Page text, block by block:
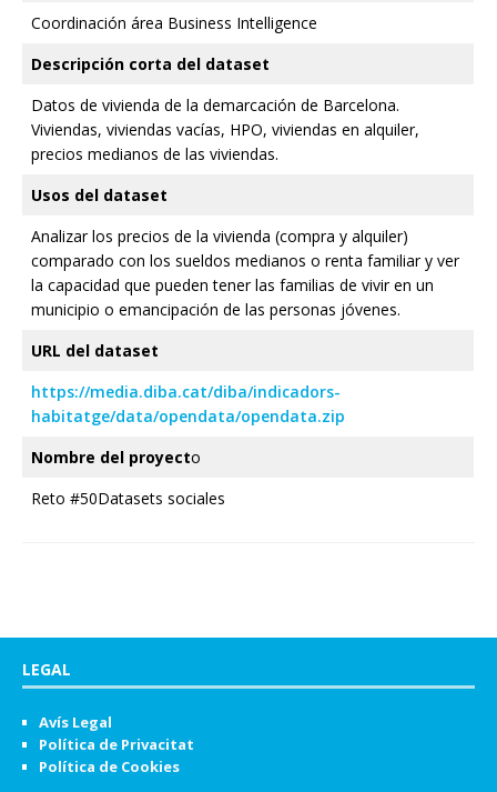
Coordinación área Business Intelligence
Descripción corta del dataset
Datos de vivienda de la demarcación de Barcelona.
Viviendas, viviendas vacías, HPO, viviendas en alquiler,
precios medianos de las viviendas.
Usos del dataset
Analizar los precios de la vivienda (compra y alquiler)
comparado con los sueldos medianos o renta familiar y ver
la capacidad que pueden tener las familias de vivir en un
municipio o emancipación de las personas jóvenes.
URL del dataset
https://media.diba.cat/diba/indicadors-
habitatge/data/opendata/opendata.zip
Nombre del proyecto
Reto #50Datasets sociales
LEGAL
Avís Legal
Política de Privacitat
Política de Cookies